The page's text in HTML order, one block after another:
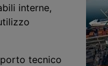
interne,
tecnico